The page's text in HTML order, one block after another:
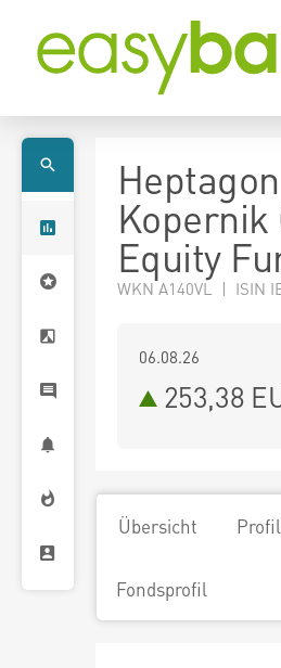
Equity
WKN A140VL | ISIN
06.08.26
253,38
Übersicht
Fondsprofil